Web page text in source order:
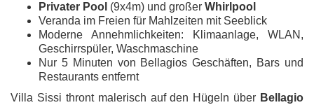
Privater Pool (9x4m) und großer Whirlpool
Veranda im Freien für Mahlzeiten mit Seeblick
Moderne Annehmlichkeiten: Klimaanlage, WLAN,
Geschirrspüler, Waschmaschine
Nur 5 Minuten von Bellagios Geschäften, Bars und
Restaurants entfernt
Villa Sissi thront malerisch auf den Hügeln über Bellagio